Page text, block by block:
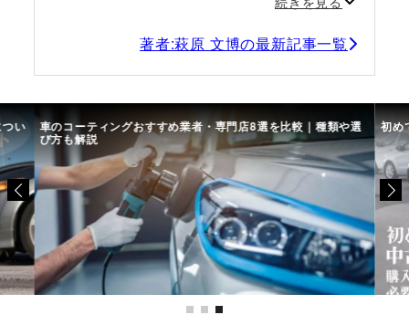
著者:萩原 文博の最新記事一覧
い 車のコーティングおすすめ業者・専門店8選を比較｜種類や選
び方も解説
初め